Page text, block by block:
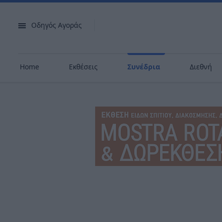
Οδηγός Αγοράς
Home Εκθέσεις Συνέδρια Διεθνή